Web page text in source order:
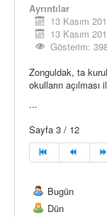
Ayrıntılar
13 Kasım
13 Kasım
Gösterim:
Zonguldak, ta
okulların
...
Sayfa 3 / 12
Bugün
Dün